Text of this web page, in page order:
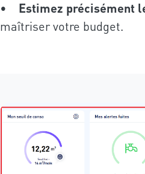
• Estimez précisément
maîtriser votre budget.